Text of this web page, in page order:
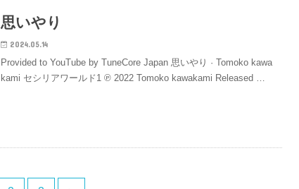
思いやり
2024.05.14
Provided to YouTube by TuneCore Japan 思いやり · Tomoko kawa
kami セシリアワールド1 ℗ 2022 Tomoko kawakami Released …